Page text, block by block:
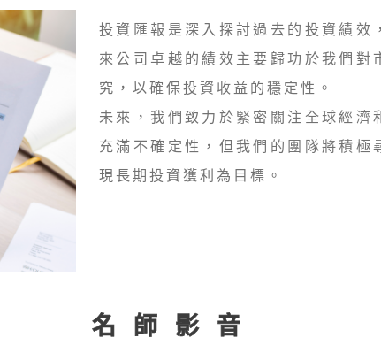
投資匯報是深入探討過去的投資績效
來公司卓越的績效主要歸功於我們對
究，以確保投資收益的穩定性。
未來，我們致力於緊密關注全球經濟
充滿不確定性，但我們的團隊將積極
現長期投資獲利為目標。
名師影音